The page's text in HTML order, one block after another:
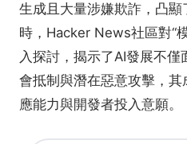
生成且大量涉嫌欺詐，凸顯
時，Hacker News社區對“
入探討，揭示了AI發展不
會抵制與潛在惡意攻擊，
應能力與開發者投入意願。